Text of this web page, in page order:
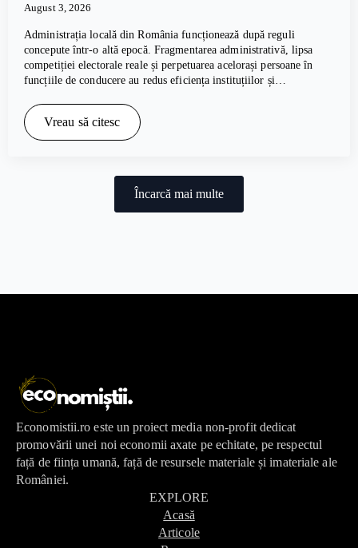
August 3, 2026
Administrația locală din România funcționează după reguli
concepute într-o altă epocă. Fragmentarea administrativă, lipsa
competiției electorale reale și perpetuarea acelorași persoane în
funcțiile de conducere au redus eficiența instituțiilor și…
Vreau să citesc
Încarcă mai multe
Economistii.ro este un proiect media non-profit dedicat
promovării unei noi economii axate pe echitate, pe respectul
față de ființa umană, față de resursele materiale și imateriale ale
României.
EXPLORE
Acasă
Articole